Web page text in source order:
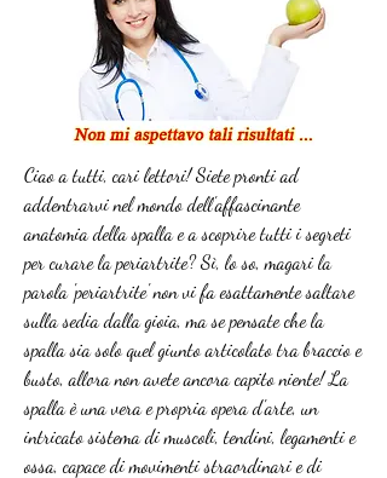
Ciao a tutti, cari lettori! Siete pronti ad
addentrarvi nel mondo dell'affascinante
anatomia della spalla e a scoprire tutti i segreti
per curare la periartrite? Sì, lo so, magari la
parola 'periartrite' non vi fa esattamente saltare
sulla sedia dalla gioia, ma se pensate che la
spalla sia solo quel giunto articolato tra braccio e
busto, allora non avete ancora capito niente! La
spalla è una vera e propria opera d'arte, un
intricato sistema di muscoli, tendini, legamenti e
ossa, capace di movimenti straordinari e di